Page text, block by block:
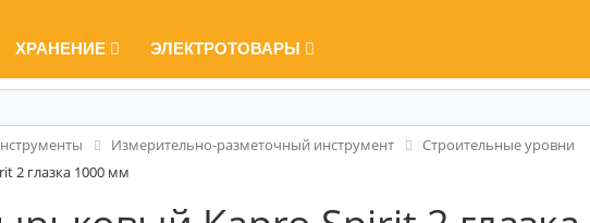
ХРАНЕНИЕ ЭЛЕКТРОТОВАРЫ
Измерительно-разметочный инструмент
Строительные уровни
2 глазка 1000 мм